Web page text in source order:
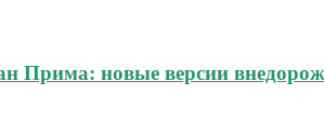
Прима: новые версии